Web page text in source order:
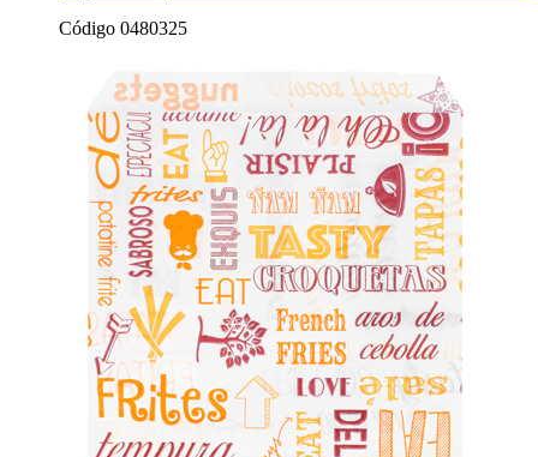
Código 0480325